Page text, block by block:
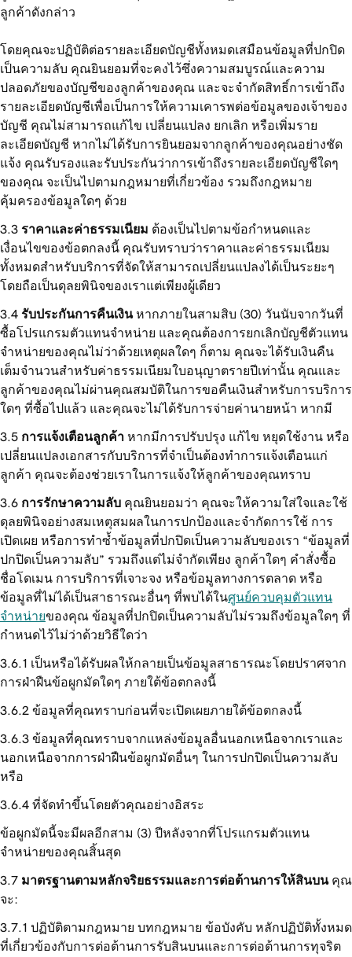
ลูกค้าดังกล่าว
โดยคุณจะปฏิบัติต่อรายละเอียดบัญชีทั้งหมดเสมือนข้อมูลที่ปกปิด
เป็นความลับ คุณยินยอมที่จะคงไว้ซึ่งความสมบูรณ์และความ
ปลอดภัยของบัญชีของลูกค้าของคุณ และจะจำกัดสิทธิ์การเข้าถึง
รายละเอียดบัญชีเพื่อเป็นการให้ความเคารพต่อข้อมูลของเจ้าของ
บัญชี คุณไม่สามารถแก้ไข เปลี่ยนแปลง ยกเลิก หรือเพิ่มราย
ละเอียดบัญชี หากไม่ได้รับการยินยอมจากลูกค้าของคุณอย่างชัด
แจ้ง คุณรับรองและรับประกันว่าการเข้าถึงรายละเอียดบัญชีใดๆ
ของคุณ จะเป็นไปตามกฎหมายที่เกี่ยวข้อง รวมถึงกฎหมาย
คุ้มครองข้อมูลใดๆ ด้วย
ราคาและค่าธรรมเนียม ต้องเป็นไปตามข้อกำหนดและ
เงื่อนไขของข้อตกลงนี้ คุณรับทราบว่าราคาและค่าธรรมเนียม
ทั้งหมดสำหรับบริการที่จัดให้สามารถเปลี่ยนแปลงได้เป็นระยะๆ
โดยถือเป็นดุลยพินิจของเราแต่เพียงผู้เดียว
รับประกันการคืนเงินหากภายในสามสิบ (30) วันนับจากวันที่
ซื้อโปรแกรมตัวแทนจำหน่าย และคุณต้องการยกเลิกบัญชีตัวแทน
จำหน่ายของคุณไม่ว่าด้วยเหตุผลใดๆ ก็ตาม คุณจะได้รับเงินคืน
เต็มจำนวนสำหรับค่าธรรมเนียมใบอนุญาตรายปีเท่านั้น คุณและ
ลูกค้าของคุณไม่ผ่านคุณสมบัติในการขอคืนเงินสำหรับการบริการ
ใดๆ ที่ซื้อไปแล้ว และคุณจะไม่ได้รับการจ่ายค่านายหน้า หากมี
การแจ้งเตือนลูกค้า หากมีการปรับปรุง แก้ไข หยุดใช้งาน หรือ
เปลี่ยนแปลงเอกสารกับบริการที่จำเป็นต้องทำการแจ้งเตือนแก่
ลูกค้า คุณจะต้องช่วยเราในการแจ้งให้ลูกค้าของคุณทราบ
การรักษาความลับ คุณยินยอมว่า คุณจะให้ความใส่ใจและใช้
ดุลยพินิจอย่างสมเหตุสมผลในการปกป้องและจำกัดการใช้ การ
เปิดเผย หรือการทำซ้ำข้อมูลที่ปกปิดเป็นความลับของเรา “ข้อมูลที่
ปกปิดเป็นความลับ” รวมถึงแต่ไม่จำกัดเพียง ลูกค้าใดๆ คำสั่งซื้อ
ชื่อโดเมน การบริการที่เจาะจง หรือข้อมูลทางการตลาด หรือ
ข้อมูลที่ไม่ได้เป็นสาธารณะอื่นๆ ที่พบได้ในศูนย์ควบคุมตัวแทน
จำหน่ายของคุณ ข้อมูลที่ปกปิดเป็นความลับไม่รวมถึงข้อมูลใดๆ ที่
กำหนดไว้ไม่ว่าด้วยวิธีใดว่า
เป็นหรือได้รับผลให้กลายเป็นข้อมูลสาธารณะโดยปราศจาก
การฝ่าฝืนข้อผูกมัดใดๆ ภายใต้ข้อตกลงนี้
ข้อมูลที่คุณทราบก่อนที่จะเปิดเผยภายใต้ข้อตกลงนี้
ข้อมูลที่คุณทราบจากแหล่งข้อมูลอื่นนอกเหนือจากเราและ
นอกเหนือจากการฝ่าฝืนข้อผูกมัดอื่นๆ ในการปกปิดเป็นความลับ
หรือ
ที่จัดทำขึ้นโดยตัวคุณอย่างอิสระ
ข้อผูกมัดนี้จะมีผลอีกสาม (3) ปีหลังจากที่โปรแกรมตัวแทน
จำหน่ายของคุณสิ้นสุด
มาตรฐานตามหลักจริยธรรมและการต่อต้านการให้สินบนคุณ
จะ:
ปฏิบัติตามกฎหมาย บทกฎหมาย ข้อบังคับ หลักปฏิบัติทั้งหมด
ที่เกี่ยวข้องกับการต่อต้านการรับสินบนและการต่อต้านการทุจริต